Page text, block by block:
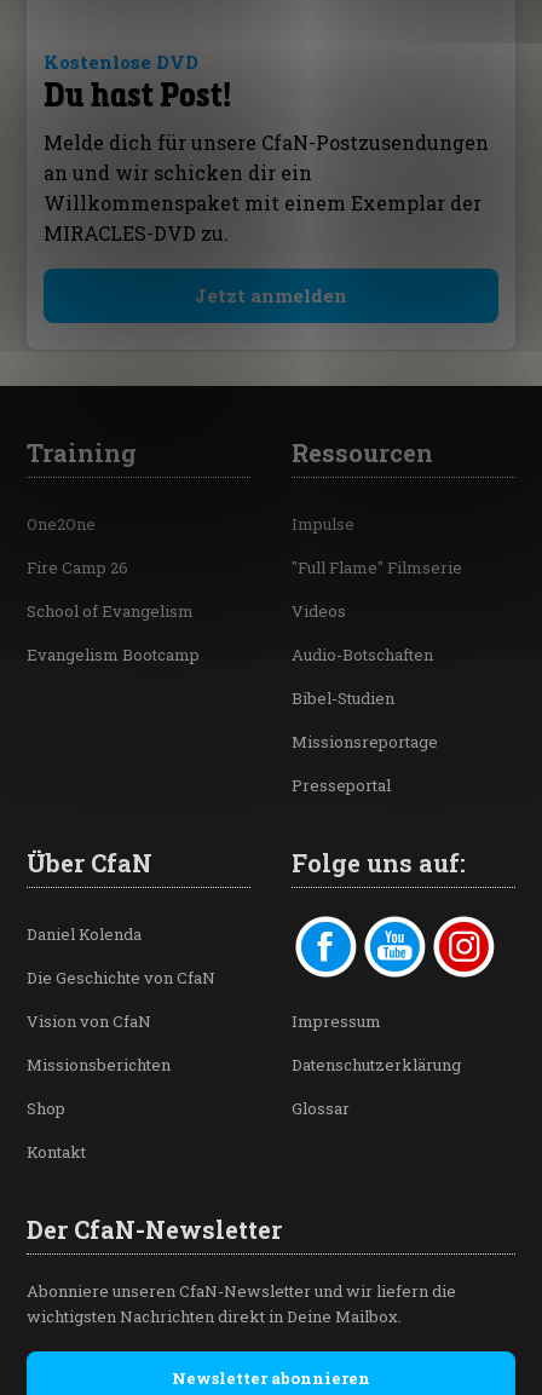
Kostenlose DVD
Du hast Post!
Melde dich für unsere CfaN-Postzusendungen
an und wir schicken dir ein
Willkommenspaket mit einem Exemplar der
MIRACLES-DVD zu.
Jetzt anmelden
Training
One2One
Fire Camp 26
School of Evangelism
Evangelism Bootcamp
Ressourcen
Impulse
"Full Flame" Filmserie
Videos
Audio-Botschaften
Bibel-Studien
Missionsreportage
Presseportal
Über CfaN
Daniel Kolenda
Die Geschichte von CfaN
Vision von CfaN
Missionsberichten
Shop
Kontakt
Folge uns auf:
Impressum
Datenschutzerklärung
Glossar
Der CfaN-Newsletter
Abonniere unseren CfaN-Newsletter und wir liefern die
wichtigsten Nachrichten direkt in Deine Mailbox.
Newsletter abonnieren